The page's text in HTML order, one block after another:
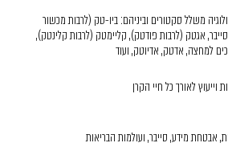
משלל סקטורים וביניהם: ביו-טק (לרבות מכשור
אגטק (לרבות פודטק), קליימטק (לרבות קלינטק),
למחצה, אדטק, אדיוטק, ועוד
וייעוץ לאורך כל חיי הקרן
אבטחת מידע, סייבר, ועולמות הבריאות